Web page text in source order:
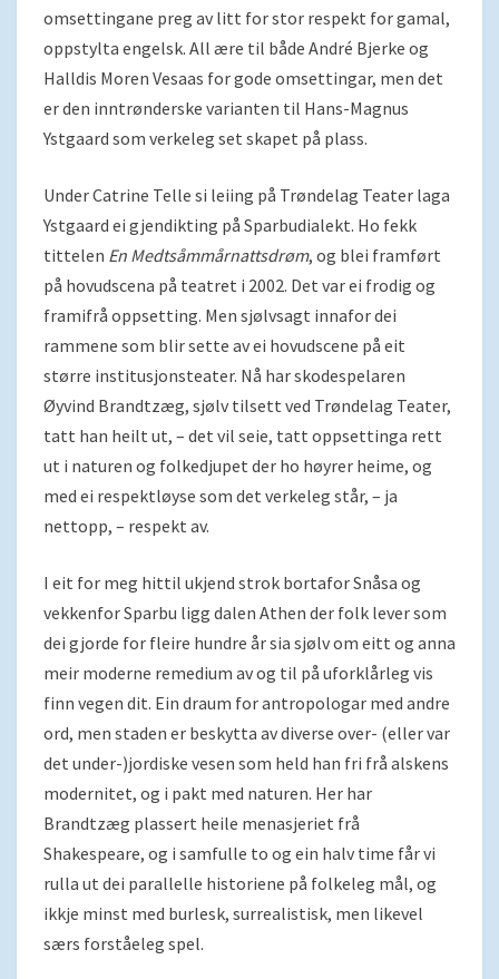
omsettingane preg av litt for stor respekt for gamal,
oppstylta engelsk. All ære til både André Bjerke og
Halldis Moren Vesaas for gode omsettingar, men det
er den inntrønderske varianten til Hans-Magnus
Ystgaard som verkeleg set skapet på plass.
Under Catrine Telle si leiing på Trøndelag Teater laga
Ystgaard ei gjendikting på Sparbudialekt. Ho fekk
tittelen En Medtsåmmårnattsdrøm, og blei framført
på hovudscena på teatret i 2002. Det var ei frodig og
framifrå oppsetting. Men sjølvsagt innafor dei
rammene som blir sette av ei hovudscene på eit
større institusjonsteater. Nå har skodespelaren
Øyvind Brandtzæg, sjølv tilsett ved Trøndelag Teater,
tatt han heilt ut, – det vil seie, tatt oppsettinga rett
ut i naturen og folkedjupet der ho høyrer heime, og
med ei respektløyse som det verkeleg står, – ja
nettopp, – respekt av.
I eit for meg hittil ukjend strok bortafor Snåsa og
vekkenfor Sparbu ligg dalen Athen der folk lever som
dei gjorde for fleire hundre år sia sjølv om eitt og anna
meir moderne remedium av og til på uforklårleg vis
finn vegen dit. Ein draum for antropologar med andre
ord, men staden er beskytta av diverse over- (eller var
det under-)jordiske vesen som held han fri frå alskens
modernitet, og i pakt med naturen. Her har
Brandtzæg plassert heile menasjeriet frå
Shakespeare, og i samfulle to og ein halv time får vi
rulla ut dei parallelle historiene på folkeleg mål, og
ikkje minst med burlesk, surrealistisk, men likevel
særs forståeleg spel.